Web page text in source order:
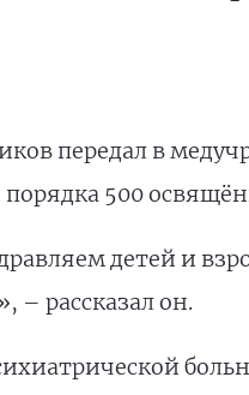
передал в
500
детей и
– рассказал он.